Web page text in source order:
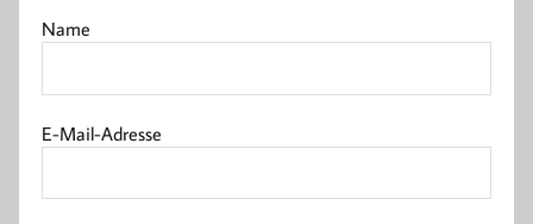
Name
E-Mail-Adresse